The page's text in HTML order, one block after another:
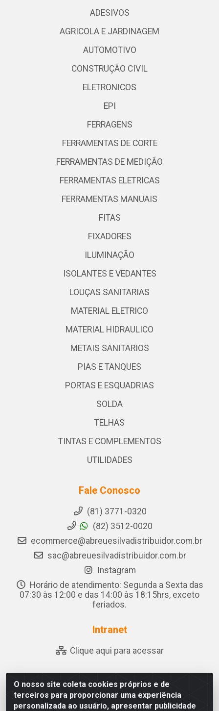
O nosso site coleta cookies próprios e de
terceiros para proporcionar uma experiência
personalizada ao usuário, apresentar publicidade
ADESIVOS
AGRICOLA E JARDINAGEM
AUTOMOTIVO
CONSTRUÇÃO CIVIL
ELETRONICOS
EPI
FERRAGENS
FERRAMENTAS DE CORTE
FERRAMENTAS DE MEDIÇÃO
FERRAMENTAS ELETRICAS
FERRAMENTAS MANUAIS
FITAS
FIXADORES
ILUMINAÇÃO
ISOLANTES E VEDANTES
LOUÇAS SANITARIAS
MATERIAL ELETRICO
MATERIAL HIDRAULICO
METAIS SANITARIOS
PIAS E TANQUES
PORTAS E ESQUADRIAS
SOLDA
TELHAS
TINTAS E COMPLEMENTOS
UTILIDADES
Fale Conosco
(81) 3771-0320
(82) 3512-0020
ecommerce@abreuesilvadistribuidor.com.br
sac@abreuesilvadistribuidor.com.br
Instagram
Horário de atendimento: Segunda a Sexta das
07:30 às 12:00 e das 14:00 às 18:15hrs, exceto
feriados.
Intranet
Clique aqui para acessar
Abreu & Silva - Rua Padre Jose de Souza Leite, 265 -
Ariado, Olho D'Água das Flores/AL - CEP 57.442-000 -